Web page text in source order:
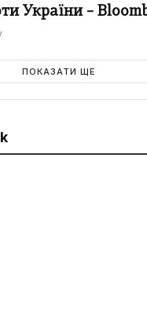
України –
ПОКАЗАТИ ЩЕ